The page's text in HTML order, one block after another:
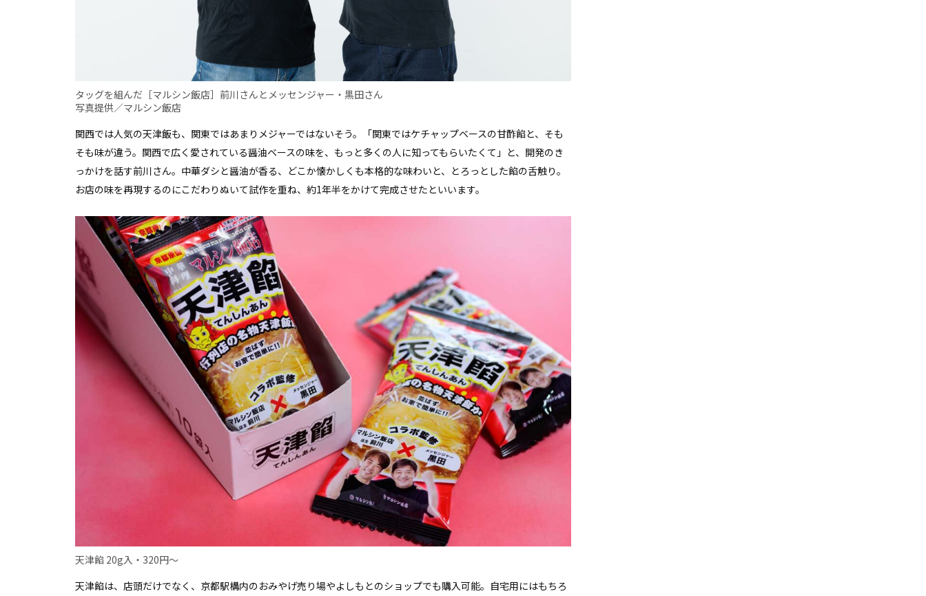
タッグを組んだ［マルシン飯店］前川さんとメッセンジャー・黒田さん
写真提供／マルシン飯店
関西では人気の天津飯も、関東ではあまりメジャーではないそう。「関東ではケチャップベースの甘酢餡と、そも
そも味が違う。関西で広く愛されている醤油ベースの味を、もっと多くの人に知ってもらいたくて」と、開発のき
っかけを話す前川さん。中華ダシと醤油が香る、どこか懐かしくも本格的な味わいと、とろっとした餡の舌触り。
お店の味を再現するのにこだわりぬいて試作を重ね、約1年半をかけて完成させたといいます。
天津餡 20g入・320円〜
天津餡は、店頭だけでなく、京都駅構内のおみやげ売り場やよしもとのショップでも購入可能。自宅用にはもちろ